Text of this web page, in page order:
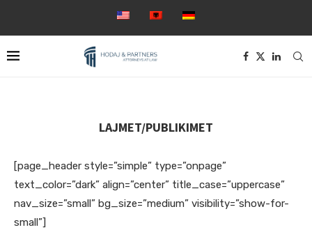
LAJMET/PUBLIKIMET
[page_header style=”simple” type=”onpage”
text_color=”dark” align=”center” title_case=”uppercase”
nav_size=”small” bg_size=”medium” visibility=”show-for-
small”]